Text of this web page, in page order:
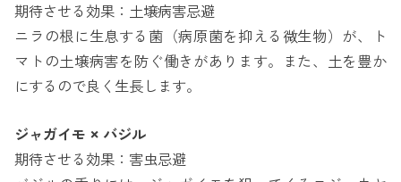
期待させる効果：土壌病害忌避
ニラの根に生息する菌（病原菌を抑える微生物）が、ト
マトの土壌病害を防ぐ働きがあります。また、土を豊か
にするので良く生長します。
ジャガイモ × バジル
期待させる効果：害虫忌避